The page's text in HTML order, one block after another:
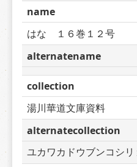
name
はな　１６巻１２号
alternatename
collection
湯川華道文庫資料
alternatecollection
ユカワカドウブンコシリ